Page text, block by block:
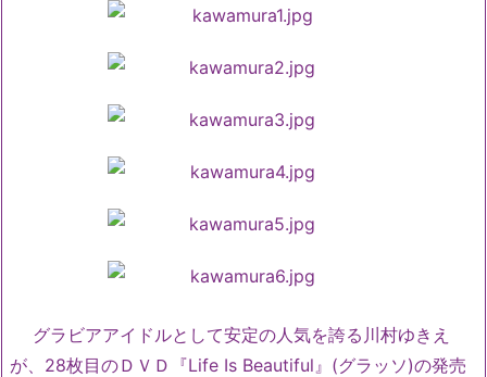
グラビアアイドルとして安定の人気を誇る川村ゆきえ
が、28枚目のＤＶＤ『Life Is Beautiful』(グラッソ)の発売